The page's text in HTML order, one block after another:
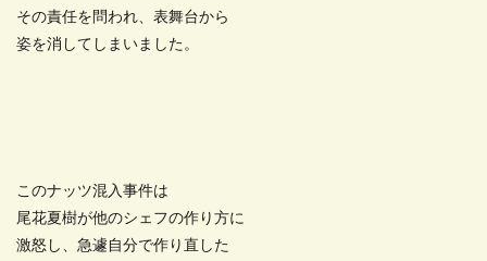
その責任を問われ、表舞台から
姿を消してしまいました。
このナッツ混入事件は
尾花夏樹が他のシェフの作り方に
激怒し、急遽自分で作り直した